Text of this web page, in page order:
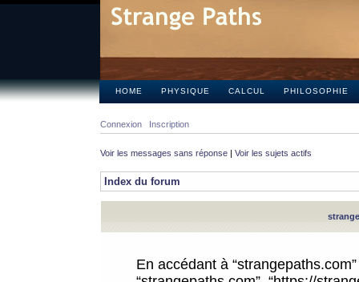
HOME PHYSIQUE CALCUL PHILOSOPHIE
Connexion Inscription
Voir les messages sans réponse | Voir les sujets actifs
Index du forum
En accédant à